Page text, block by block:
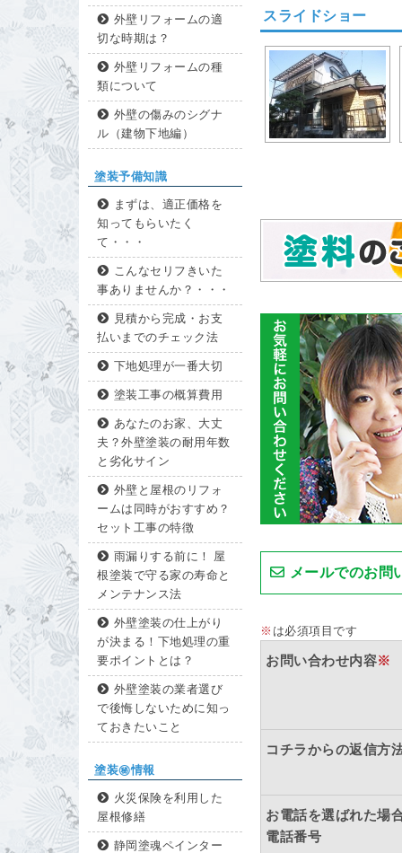
外壁リフォームの適
切な時期は？
外壁リフォームの種
類について
外壁の傷みのシグナ
ル（建物下地編）
塗装予備知識
まずは、適正価格を
知ってもらいたく
て・・・
こんなセリフきいた
事ありませんか？・・・
見積から完成・お支
払いまでのチェック法
下地処理が一番大切
塗装工事の概算費用
あなたのお家、大丈
夫？外壁塗装の耐用年数
と劣化サイン
外壁と屋根のリフォ
ームは同時がおすすめ？
セット工事の特徴
雨漏りする前に！ 屋
根塗装で守る家の寿命と
メンテナンス法
外壁塗装の仕上がり
が決まる！下地処理の重
要ポイントとは？
外壁塗装の業者選び
で後悔しないために知っ
ておきたいこと
塗装㊙情報
火災保険を利用した
屋根修繕
静岡塗魂ペインター
スライドショー
メールでのお問
※ は必須項目です
お問い合わせ内容※
コチラからの返信方
お電話を選ばれた場
電話番号